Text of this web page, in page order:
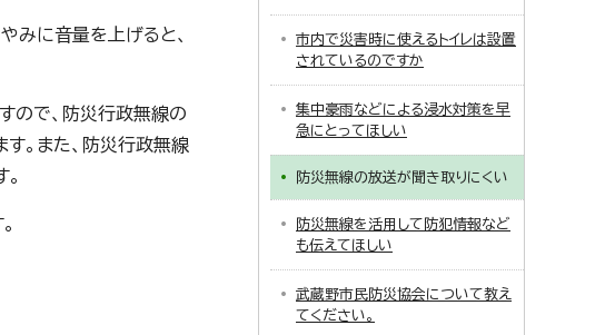
みに音量を上げると、
ので、防災行政無線の
。また、防災行政無線
市内で災害時に使えるトイレは設置
されているのですか
集中豪雨などによる浸水対策を早
急にとってほしい
防災無線の放送が聞き取りにくい
防災無線を活用して防犯情報など
も伝えてほしい
武蔵野市民防災協会について教え
てください。